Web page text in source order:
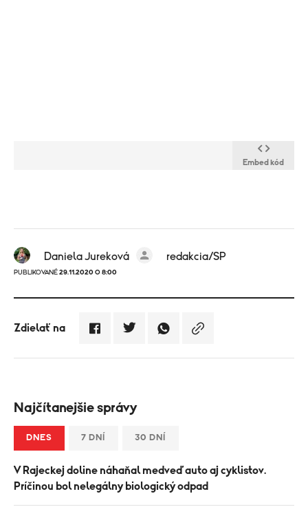
Embed kód
Daniela Jureková redakcia/SP
PUBLIKOVANÉ 29.11.2020 O 8:00
Zdielať na
Najčítanejšie správy
DNES 7 DNÍ 30 DNÍ
V Rajeckej doline náhaňal medveď auto aj cyklistov.
Príčinou bol nelegálny biologický odpad